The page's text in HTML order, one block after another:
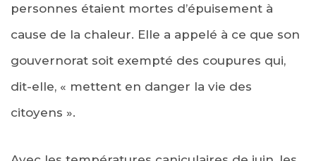
personnes étaient mortes d’épuisement à
cause de la chaleur. Elle a appelé à ce que son
gouvernorat soit exempté des coupures qui,
dit-elle, « mettent en danger la vie des
citoyens ».